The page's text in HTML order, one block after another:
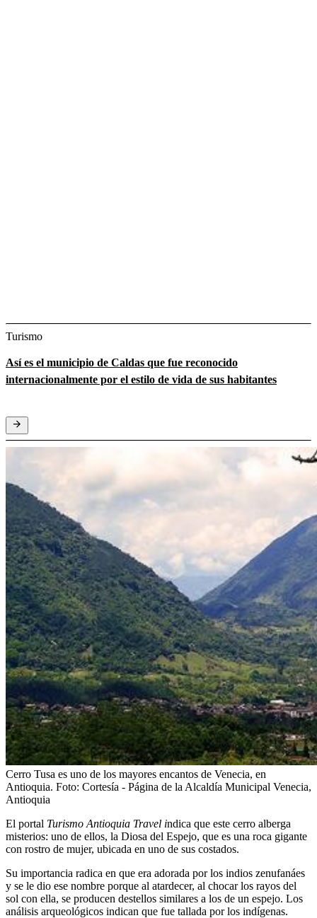
Turismo
Así es el municipio de Caldas que fue reconocido
internacionalmente por el estilo de vida de sus habitantes
Cerro Tusa es uno de los mayores encantos de Venecia, en
Antioquia. Foto: Cortesía - Página de la Alcaldía Municipal Venecia,
Antioquia
El portal Turismo Antioquia Travel indica que este cerro alberga
misterios: uno de ellos, la Diosa del Espejo, que es una roca gigante
con rostro de mujer, ubicada en uno de sus costados.
Su importancia radica en que era adorada por los indios zenufanáes
y se le dio ese nombre porque al atardecer, al chocar los rayos del
sol con ella, se producen destellos similares a los de un espejo. Los
análisis arqueológicos indican que fue tallada por los indígenas.